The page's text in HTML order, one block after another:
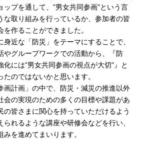
ップを通して、”男女共同参画”という言
な取り組みを行っているか、参加者の皆
作ることができました。
近な「防災」をテーマにすることで、
やグループワークでの活動から、『防
には”男女共同参画の視点が大切”』と
のではないかと思います。
計画」の中で、防災・減災の推進以外
会の実現のための多くの目標や課題があ
の皆さまに関心を持っていただけるよう
れるような講座や研修会などを行い、
を進めてまいります。